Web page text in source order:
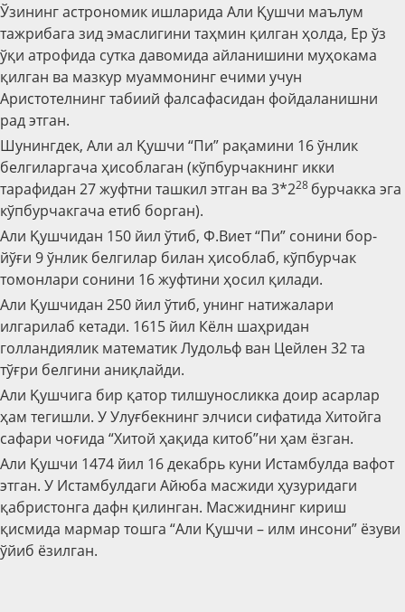
Ўзининг астрономик ишларида Али Қушчи маълум
тажрибага зид эмаслигини таҳмин қилган ҳолда, Ер ўз
ўқи атрофида сутка давомида айланишини муҳокама
қилган ва мазкур муаммонинг ечими учун
Аристотелнинг табиий фалсафасидан фойдаланишни
рад этган.
Шунингдек, Али ал Қушчи “Пи” рақамини 16 ўнлик
белгиларгача ҳисоблаган (кўпбурчакнинг икки
тарафидан 27 жуфтни ташкил этган ва 3*228 бурчакка эга
кўпбурчакгача етиб борган).
Али Қушчидан 150 йил ўтиб, Ф.Виет “Пи” сонини бор-
йўғи 9 ўнлик белгилар билан ҳисоблаб, кўпбурчак
томонлари сонини 16 жуфтини ҳосил қилади.
Али Қушчидан 250 йил ўтиб, унинг натижалари
илгарилаб кетади. 1615 йил Кёлн шаҳридан
голландиялик математик Лудольф ван Цейлен 32 та
тўғри белгини аниқлайди.
Али Қушчига бир қатор тилшуносликка доир асарлар
ҳам тегишли. У Улуғбекнинг элчиси сифатида Хитойга
сафари чоғида “Хитой ҳақида китоб”ни ҳам ёзган.
Али Қушчи 1474 йил 16 декабрь куни Истамбулда вафот
этган. У Истамбулдаги Айюба масжиди ҳузуридаги
қабристонга дафн қилинган. Масжиднинг кириш
қисмида мармар тошга “Али Қушчи – илм инсони” ёзуви
ўйиб ёзилган.